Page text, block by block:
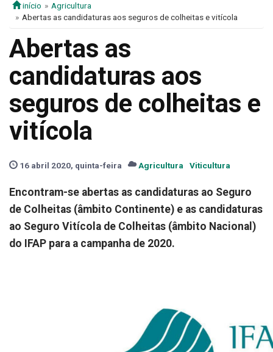
início
Agricultura
Abertas as candidaturas aos seguros de colheitas e vitícola
Abertas as
candidaturas aos
seguros de colheitas e
vitícola
16 abril 2020, quinta-feira Agricultura Viticultura
Encontram-se abertas as candidaturas ao Seguro
de Colheitas (âmbito Continente) e as candidaturas
ao Seguro Vitícola de Colheitas (âmbito Nacional)
do IFAP para a campanha de 2020.